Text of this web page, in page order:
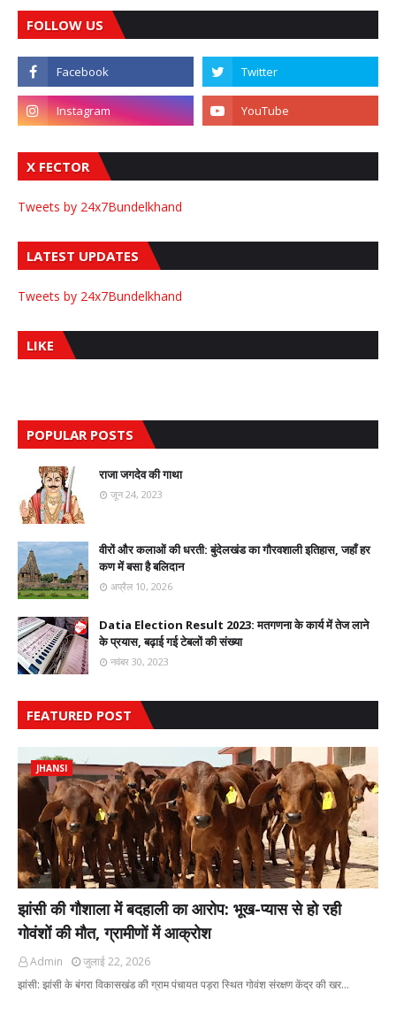
FOLLOW US
X FECTOR
Tweets by 24x7Bundelkhand
LATEST UPDATES
Tweets by 24x7Bundelkhand
LIKE
POPULAR POSTS
राजा जगदेव की गाथा
जून 24, 2023
वीरों और कलाओं की धरती: बुंदेलखंड का गौरवशाली इतिहास, जहाँ हर
कण में बसा है बलिदान
अप्रैल 10, 2026
Datia Election Result 2023: मतगणना के कार्य में तेज लाने
के प्रयास, बढ़ाई गई टेबलों की संख्या
नवंबर 30, 2023
FEATURED POST
JHANSI
झांसी की गौशाला में बदहाली का आरोप: भूख-प्यास से हो रही
गोवंशों की मौत, ग्रामीणों में आक्रोश
Admin
जुलाई 22, 2026
झांसी: झांसी के बंगरा विकासखंड की ग्राम पंचायत पड़रा स्थित गोवंश संरक्षण केंद्र की खर…